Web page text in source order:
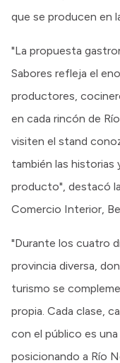
que se producen en
"La propuesta
Sabores refleja el
productores,
en cada rincón de
visiten el stand
también las historias
producto", destacó
Comercio Interior,
"Durante los cuatro
provincia diversa,
turismo se
propia. Cada clase,
con el público es
posicionando a Río